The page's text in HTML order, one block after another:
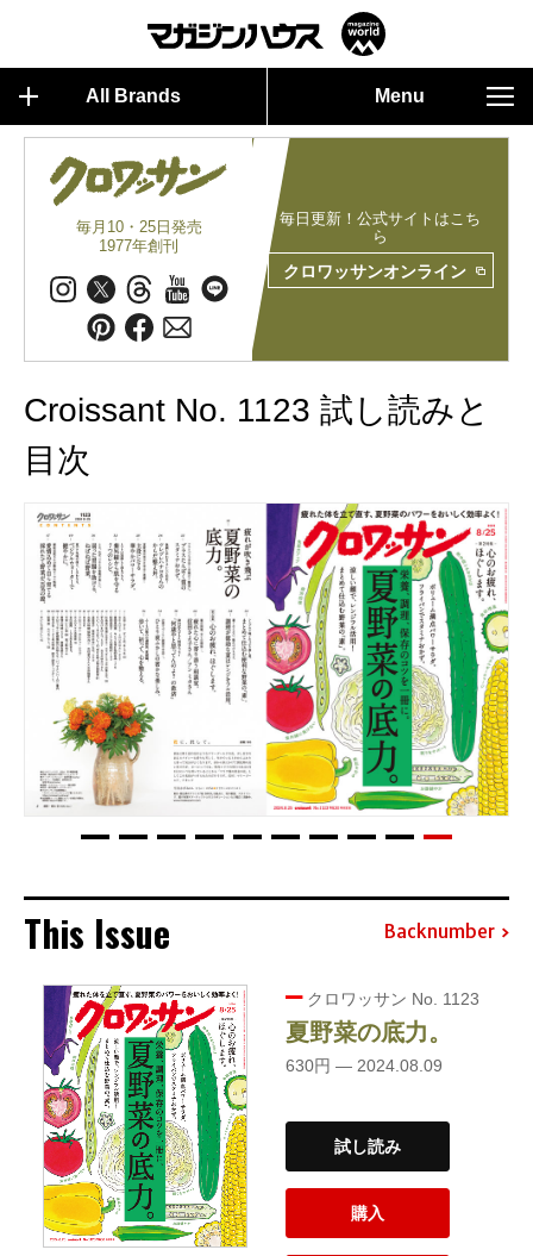
All Brands Menu
毎月10・25日発売
1977年創刊
毎日更新！公式サイトはこち
ら
クロワッサンオンライン
Croissant No. 1123 試し読みと
目次
This Issue Backnumber
クロワッサン No. 1123
夏野菜の底力。
630円 — 2024.08.09
試し読み
購入